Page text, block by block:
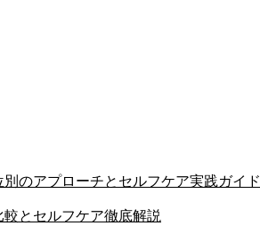
のアプローチとセルフケア実践ガイド
とセルフケア徹底解説